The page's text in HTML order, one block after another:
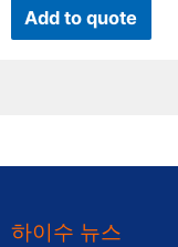
Add to quote
하이수 뉴스